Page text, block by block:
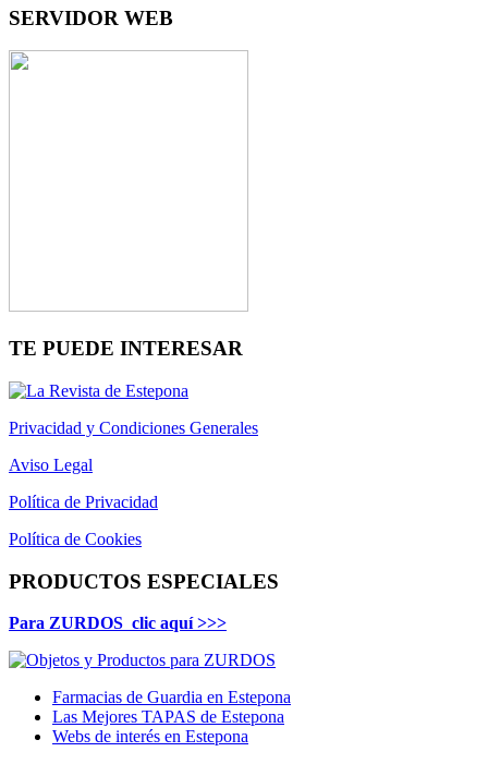
SERVIDOR WEB
TE PUEDE INTERESAR
Privacidad y Condiciones Generales
Aviso Legal
Política de Privacidad
Política de Cookies
PRODUCTOS ESPECIALES
Para ZURDOS clic aquí >>>
Farmacias de Guardia en Estepona
Las Mejores TAPAS de Estepona
Webs de interés en Estepona